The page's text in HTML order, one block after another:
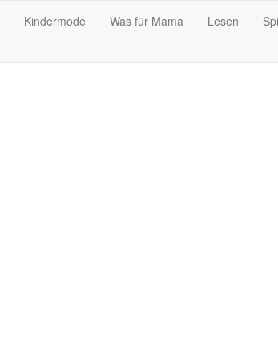
Kindermode Was für Mama Lesen